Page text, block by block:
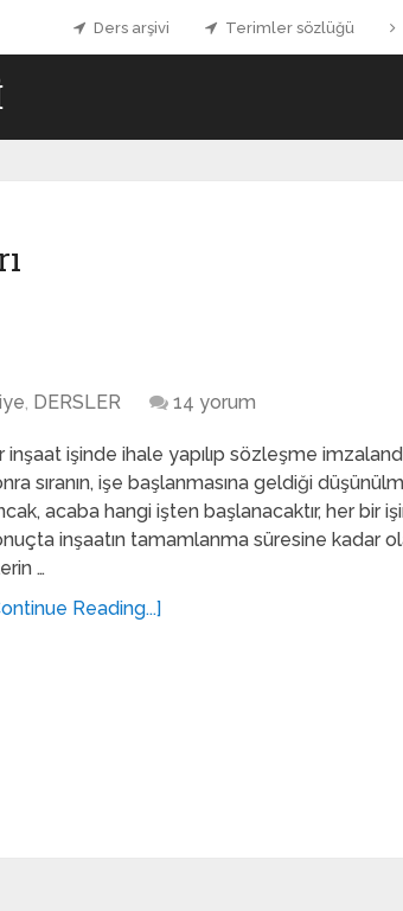
Ders arşivi Terimler sözlüğü
, DERSLER 14 yorum
inşaat işinde ihale yapılıp sözleşme
sıranın, işe başlanmasına geldiği
acaba hangi işten başlanacaktır, her bir
inşaatın tamamlanma süresine kadar
…
Reading...]